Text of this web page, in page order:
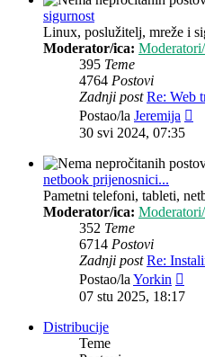
sigurnost
Linux, poslužitelj, mreže i
Moderator/ica:
395 Teme
4764 Postovi
Zadnji post Re: Web
Postao/la Jeremija
30 svi 2024, 07:35
netbook prijenosnici...
Pametni telefoni, tableti,
Moderator/ica:
352 Teme
6714 Postovi
Zadnji post Re:
Postao/laYorkin
post
07 stu 2025, 18:17
Distribucije
Teme